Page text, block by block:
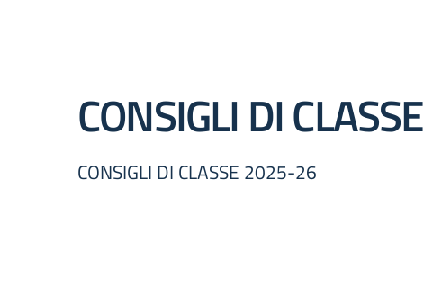
CONSIGLI DI CLASSE
CONSIGLI DI CLASSE 2025-26